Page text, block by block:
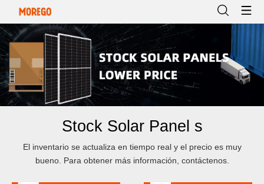
Stock Solar Panel s
El inventario se actualiza en tiempo real y el precio es muy
bueno. Para obtener más información, contáctenos.